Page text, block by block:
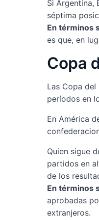
Si Argentina,
séptima
En términos
es que, en
Copa
Las Copa
períodos en
En América
Quien sigue
partidos en
de los
En términos
aprobadas
extranjeros.